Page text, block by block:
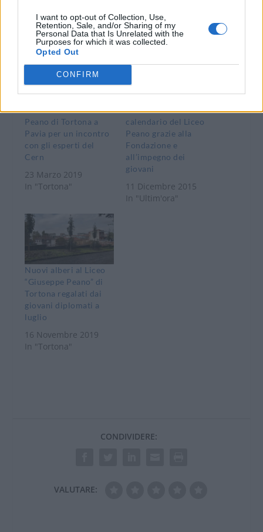
I want to opt-out of Collection, Use,
Retention, Sale, and/or Sharing of my
Personal Data that Is Unrelated with the
Purposes for which it was collected.
Opted Out
CONFIRM
Correlati
Gli studenti del Liceo
Peano di Tortona a
Pavia per un incontro
con gli esperti del
Cern
23 Marzo 2019
In "Tortona"
Una mostra e un
calendario del Liceo
Peano grazie alla
Fondazione e
all’impegno dei
giovani
11 Dicembre 2015
In "Ultim'ora"
Nuovi alberi al Liceo
“Giuseppe Peano” di
Tortona regalati dai
giovani diplomati a
luglio
16 Novembre 2019
In "Tortona"
CONDIVIDERE:
VALUTARE: